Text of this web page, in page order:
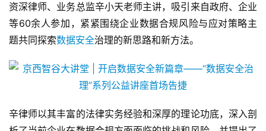
资深律师、业务总监辛小天老师主讲，吸引来自政府、企业
等60余人参加，紧紧围绕企业数据合规风险与应对策略主
题共同探索数据安全治理的新思路和新方法。
辛律师以其丰富的法律实务经验和深厚的理论功底，深入剖